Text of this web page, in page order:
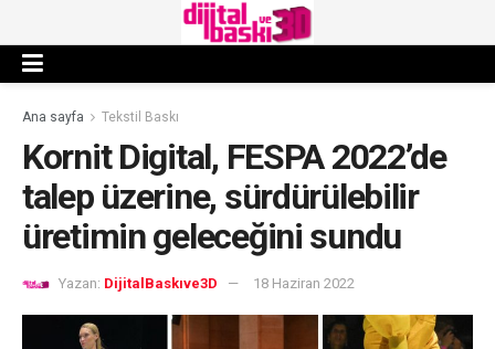
Ana sayfa Tekstil Baskı
Kornit Digital, FESPA 2022’de
talep üzerine, sürdürülebilir
üretimin geleceğini sundu
Yazan: DijitalBaskıve3D 18 Haziran 2022